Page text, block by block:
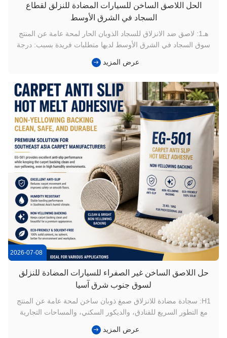
الحل اللاصق الساخن للسيارات المضادة للنزلق لقطاع
السجاد في الشرق الأوسط
هـ1: لاصق ضد الانزلاق للسجاد الذوبان الحار لمحة عامة عن المنتج
سوق السجاد في الشرق الأوسط لديها متطلبات فريدة بسبب: درجة
مصنعو السجاد إلى ملصقات توفر كلاً من: أداء قوي ضد الانزلاق
مصمم لتط...
عرض المزيد
2026-07-08
حل اللاصق الساخن غير الصفراء للسيارات المضادة للنزلق
لسوق جنوب شرق آسيا
H1: سجادة مضادة للانزلاق صمغ ذوبان ساخن لمحة عامة عن المنتج
مع التطور السريع للفنادق، والديكور السكني، والمساحات التجارية
جي-501) محترفلاصق ضد الانزلاق للسجادمصممة لتطبيقات طلاء
عرض المزيد